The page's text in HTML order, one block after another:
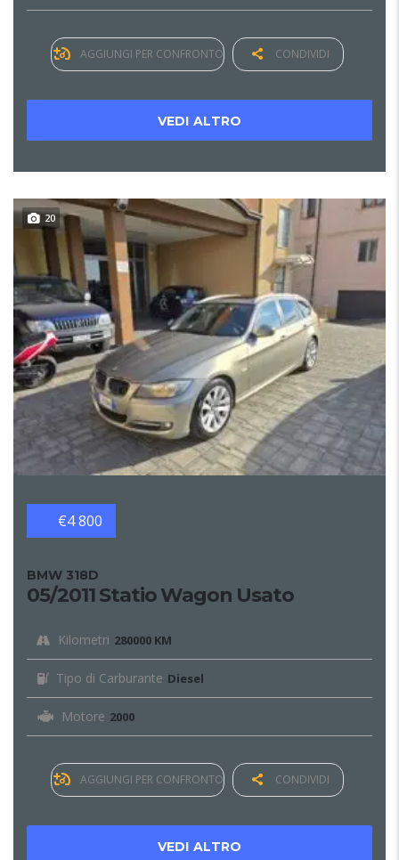
AGGIUNGI PER CONFRONTO CONDIVIDI
VEDI ALTRO
20
€4 800
BMW 318D
05/2011 Statio Wagon Usato
Kilometri 280000 KM
Tipo di Carburante Diesel
Motore 2000
AGGIUNGI PER CONFRONTO CONDIVIDI
VEDI ALTRO